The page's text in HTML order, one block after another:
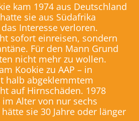
kam 1974 aus Deutschland
sie aus Südafrika
Interesse verloren.
sofort einreisen, sondern
Für den Mann Grund
nicht mehr zu wollen.
Kookie zu AAP – in
halb abgeklemmtem
auf Hirnschäden. 1978
Alter von nur sechs
sie 30 Jahre oder länger